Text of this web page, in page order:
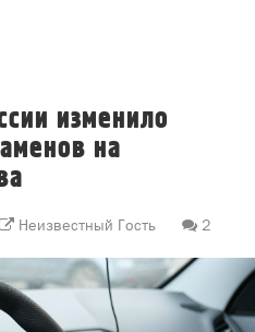
изменило
на
Неизвестный Гость 2